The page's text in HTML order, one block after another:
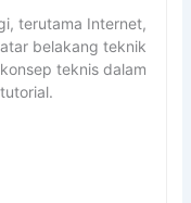
terutama Internet,
belakang teknik
teknis dalam